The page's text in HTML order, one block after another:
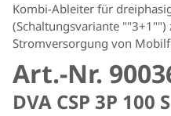
Kombi-Ableiter für
(Schaltungsvariante ""3+1"")
Stromversorgung von
Art.-Nr.
DVA CSP 3P 100